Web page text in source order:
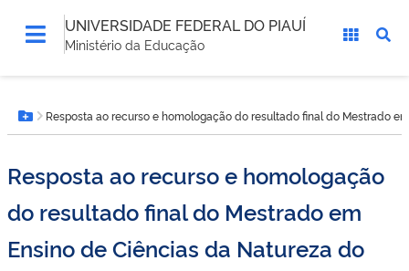
UNIVERSIDADE FEDERAL DO PIAUÍ
Ministério da Educação
está
aqui:Botão Menu
Resposta ao recurso e homologação do resultado final do Mestrado
Resposta ao recurso e homologação
do resultado final do Mestrado em
Ensino de Ciências da Natureza do